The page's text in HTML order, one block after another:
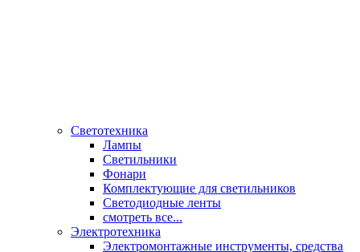
Светотехника
Лампы
Светильники
Фонари
Комплектующие для светильников
Светодиодные ленты
смотреть все...
Электротехника
Электромонтажные инструменты, средства